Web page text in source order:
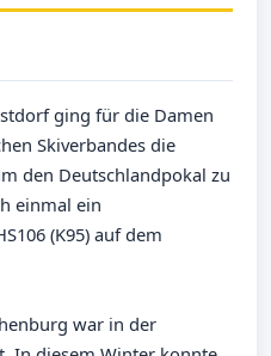
ging für die Damen
Skiverbandes die
den Deutschlandpokal zu
einmal ein
(K95) auf dem
war in der